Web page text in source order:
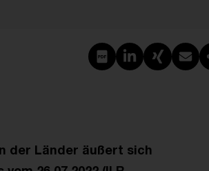
PDF erstellen
Auf LinkedIn
Auf Xing
Per
der Länder äußert sich